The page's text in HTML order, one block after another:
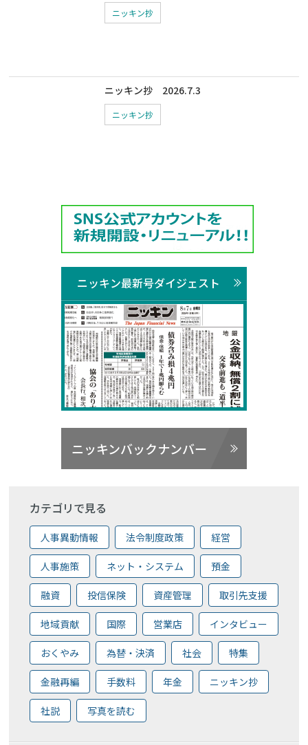
ニッキン抄
ニッキン抄 2026.7.3
ニッキン抄
ニッキン最新号ダイジェスト
ニッキンバックナンバー
カテゴリで見る
人事異動情報 法令制度政策 経営
人事施策 ネット・システム 預金
融資 投信保険 資産管理 取引先支援
地域貢献 国際 営業店 インタビュー
おくやみ 為替・決済 社会 特集
金融再編 手数料 年金 ニッキン抄
社説 写真を読む